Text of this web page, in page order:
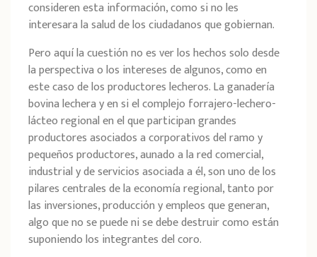
consideren esta información, como si no les
interesara la salud de los ciudadanos que gobiernan.
Pero aquí la cuestión no es ver los hechos solo desde
la perspectiva o los intereses de algunos, como en
este caso de los productores lecheros. La ganadería
bovina lechera y en si el complejo forrajero-lechero-
lácteo regional en el que participan grandes
productores asociados a corporativos del ramo y
pequeños productores, aunado a la red comercial,
industrial y de servicios asociada a él, son uno de los
pilares centrales de la economía regional, tanto por
las inversiones, producción y empleos que generan,
algo que no se puede ni se debe destruir como están
suponiendo los integrantes del coro.